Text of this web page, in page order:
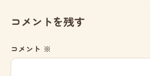
コメントを残す
コメント ※